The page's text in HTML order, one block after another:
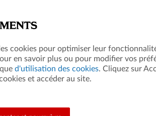
bas n’est pas plus une option
adaptation aux besoins de
une note de 4.28/5 pour son
Familles.
examens
cookies pour optimiser leur
en savoir plus ou pour modifier vos
d'utilisation des cookies. Cliquez sur
et accéder au site.